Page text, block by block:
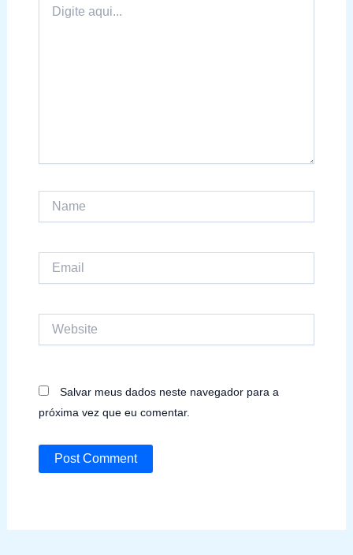
aqui...
Salvar meus dados neste navegador para a
próxima vez que eu comentar.